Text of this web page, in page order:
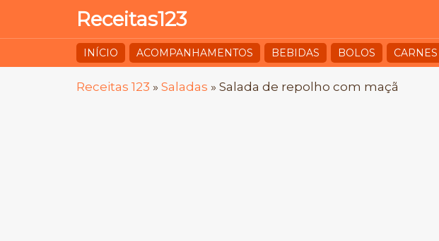
Receitas123
INÍCIO ACOMPANHAMENTOS BEBIDAS BOLOS CARNES
Receitas 123 » Saladas » Salada de repolho com maçã